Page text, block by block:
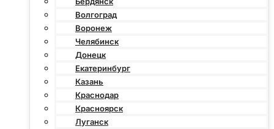
Волгоград
Воронеж
Челябинск
Донецк
Екатеринбург
Казань
Краснодар
Красноярск
Луганск